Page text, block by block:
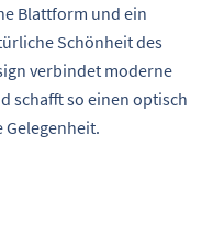
Blattform und ein
Schönheit des
verbindet moderne
schafft so einen optisch